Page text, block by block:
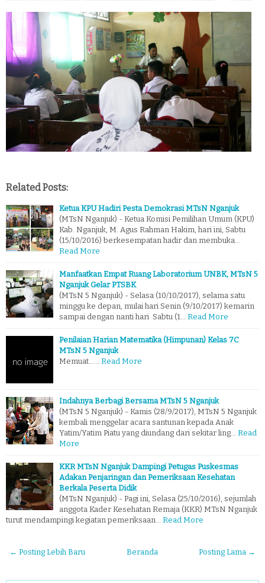
Related Posts:
Ketua KPU Hadiri Pesta Demokrasi MTsN Nganjuk
(MTsN Nganjuk) - Ketua Komisi Pemilihan Umum (KPU)
Kab. Nganjuk, M. Agus Rahman Hakim, hari ini, Sabtu
(15/10/2016) berkesempatan hadir dan membuka…
Read More
Manfaatkan Empat Ruang Laboratorium UNBK, MTsN 5
Nganjuk Gelar PTSBK
(MTsN 5 Nganjuk) - Selasa (10/10/2017), selama satu
minggu ke depan, mulai hari Senin (9/10/2017) kemarin
sampai dengan nanti hari Sabtu (1… Read More
Penilaian Harian Matematika (Himpunan) Kelas 7C
MTsN 5 Nganjuk
Memuat...… Read More
Indahnya Berbagi Bersama MTsN 5 Nganjuk
(MTsN 5 Nganjuk) - Kamis (28/9/2017), MTsN 5 Nganjuk
kembali menggelar acara santunan kepada Anak
Yatim/Yatim Piatu yang diundang dari sekitar ling… Read
More
KKR MTsN Nganjuk Dampingi Petugas Puskesmas
Adakan Penjaringan dan Pemeriksaan Kesehatan
Berkala Peserta Didik
(MTsN Nganjuk) - Pagi ini, Selasa (25/10/2016), sejumlah
anggota Kader Kesehatan Remaja (KKR) MTsN Nganjuk
turut mendampingi kegiatan pemeriksaan… Read More
← Posting Lebih Baru Posting Lama →
Beranda